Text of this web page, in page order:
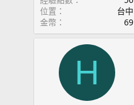
位置
台中
金幣
69
H